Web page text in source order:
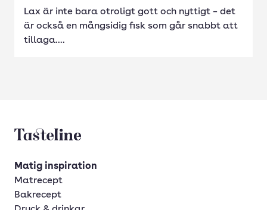
Lax är inte bara otroligt gott och nyttigt – det
är också en mångsidig fisk som går snabbt att
tillaga....
Tasteline startsida
Matig inspiration
Matrecept
Bakrecept